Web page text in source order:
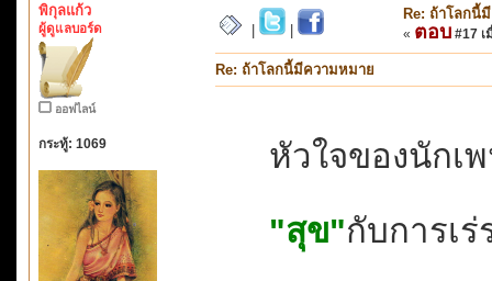
พิกุลแก้ว
ผู้ดูแลบอร์ด
ออฟไลน์
กระทู้: 1069
Re: ถ้าโลกนี้
« ตอบ #17 เ
Re: ถ้าโลกนี้มีความหมาย
หัวใจของนักเ
"สุข"กับการเ